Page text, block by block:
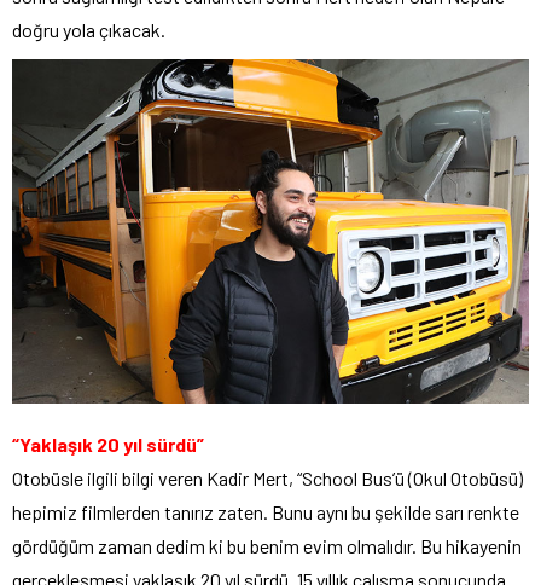
doğru yola çıkacak.
“Yaklaşık 20 yıl sürdü”
Otobüsle ilgili bilgi veren Kadir Mert, “School Bus’ü (Okul Otobüsü)
hepimiz filmlerden tanırız zaten. Bunu aynı bu şekilde sarı renkte
gördüğüm zaman dedim ki bu benim evim olmalıdır. Bu hikayenin
gerçekleşmesi yaklaşık 20 yıl sürdü. 15 yıllık çalışma sonucunda